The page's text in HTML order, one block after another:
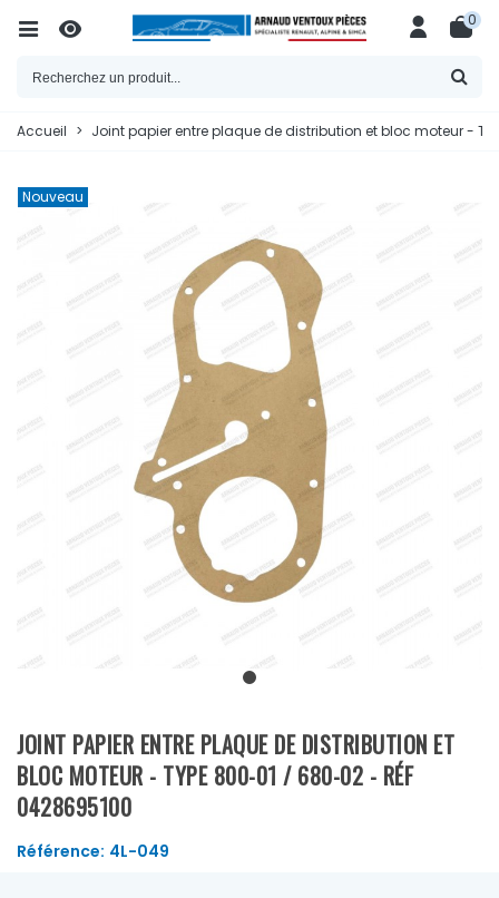
0
Accueil > Joint papier entre plaque de distribution et bloc moteur -
Nouveau
JOINT PAPIER ENTRE PLAQUE DE DISTRIBUTION ET
BLOC MOTEUR - TYPE 800-01 / 680-02 - RÉF
0428695100
Référence: 4L-049